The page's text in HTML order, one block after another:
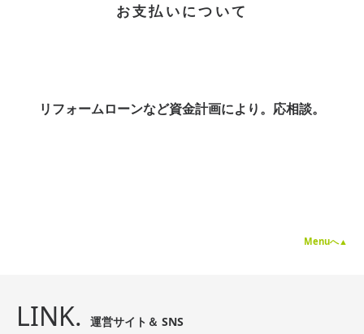
お支払いについて
リフォームローンなど資金計画により。応相談。
Menuへ▲
LINK. 運営サイト＆ SNS